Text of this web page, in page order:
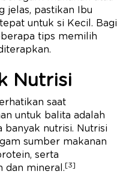
jelas, pastikan Ibu
untuk si Kecil. Bagi
tips memilih
Nutrisi
saat
untuk balita adalah
banyak nutrisi. Nutrisi
sumber makanan
serta
dan mineral.[3]